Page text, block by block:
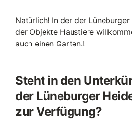
Natürlich! In der der Lüneburger
der Objekte Haustiere
auch einen Garten.!
Steht in den
der Lüneburger
zur Verfügung?